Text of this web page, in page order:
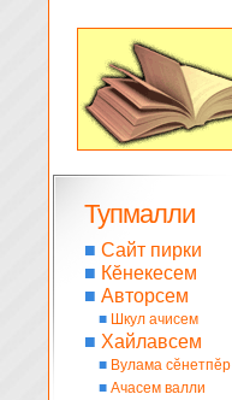
Тупмалли
■ Сайт пирки
■ Кĕнекесем
■ Авторсем
■ Шкул ачисем
■ Хайлавсем
■ Вулама сĕнетпĕр
■ Ачасем валли